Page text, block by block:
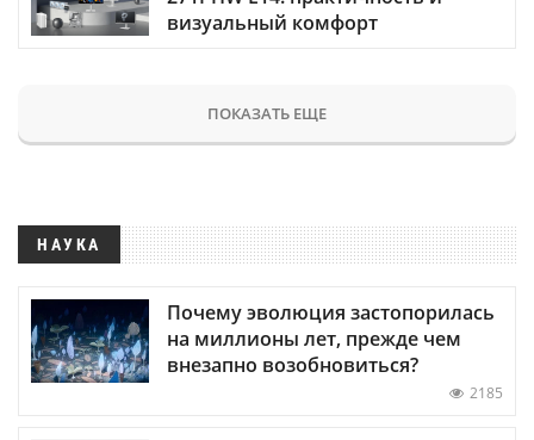
визуальный комфорт
ПОКАЗАТЬ ЕЩЕ
НАУКА
Почему эволюция застопорилась
на миллионы лет, прежде чем
внезапно возобновиться?
2185